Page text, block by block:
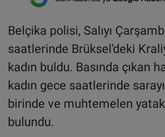
Belçika polisi, Salıyı
saatlerinde Brüksel'deki
kadın buldu. Basında çıkan
kadın gece saatlerinde
birinde ve muhtemelen
bulundu.